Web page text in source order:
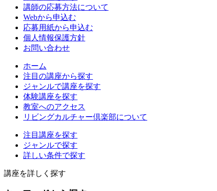
講師の応募方法について
Webから申込む
応募用紙から申込む
個人情報保護方針
お問い合わせ
ホーム
注目の講座から探す
ジャンルで講座を探す
体験講座を探す
教室へのアクセス
リビングカルチャー倶楽部について
注目講座を探す
ジャンルで探す
詳しい条件で探す
講座を詳しく探す